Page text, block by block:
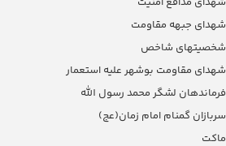
شهدای جبهه مقاومت
شخصیتهای شاخص
شهدای مقاومت بوشهر علیه استعمار
فرماندهان لشگر محمد رسول الله
سربازان گمنام امام زمان(عج)
ماکت